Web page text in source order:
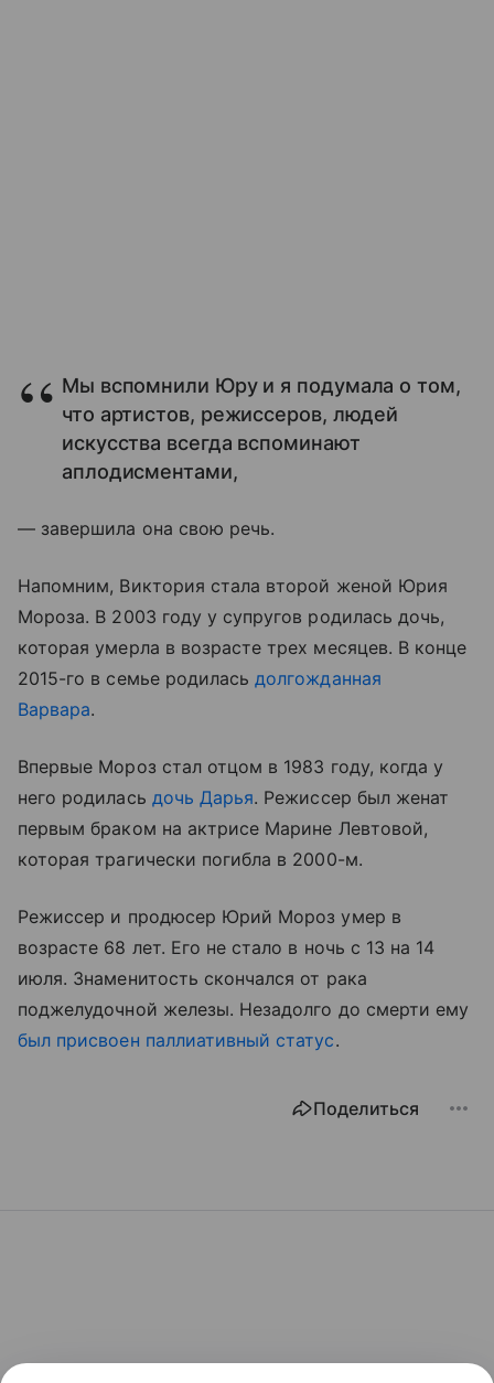
Мы вспомнили Юру и я подумала о том,
что артистов, режиссеров, людей
искусства всегда вспоминают
аплодисментами,
— завершила она свою речь.
Напомним, Виктория стала второй женой Юрия
Мороза. В 2003 году у супругов родилась дочь,
которая умерла в возрасте трех месяцев. В конце
2015-го в семье родиласьдолгожданная
Варвара.
Впервые Мороз стал отцом в 1983 году, когда у
него родилась дочь Дарья. Режиссер был женат
первым браком на актрисе Марине Левтовой,
которая трагически погибла в 2000-м.
Режиссер и продюсер Юрий Мороз умер в
возрасте 68 лет. Его не стало в ночь с 13 на 14
июля. Знаменитость скончался от рака
поджелудочной железы. Незадолго до смерти ему
был присвоен паллиативный статус.
Поделиться